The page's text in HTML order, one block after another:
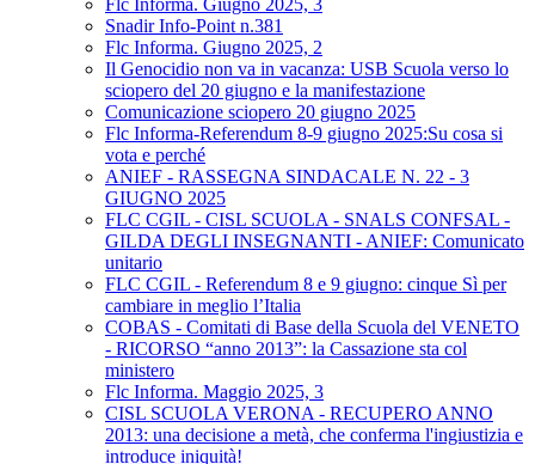
Flc Informa. Giugno 2025, 3
Snadir Info-Point n.381
Flc Informa. Giugno 2025, 2
Il Genocidio non va in vacanza: USB Scuola verso lo
sciopero del 20 giugno e la manifestazione
Comunicazione sciopero 20 giugno 2025
Flc Informa-Referendum 8-9 giugno 2025:Su cosa si
vota e perché
ANIEF - RASSEGNA SINDACALE N. 22 - 3
GIUGNO 2025
FLC CGIL - CISL SCUOLA - SNALS CONFSAL -
GILDA DEGLI INSEGNANTI - ANIEF: Comunicato
unitario
FLC CGIL - Referendum 8 e 9 giugno: cinque Sì per
cambiare in meglio l’Italia
COBAS - Comitati di Base della Scuola del VENETO
- RICORSO “anno 2013”: la Cassazione sta col
ministero
Flc Informa. Maggio 2025, 3
CISL SCUOLA VERONA - RECUPERO ANNO
2013: una decisione a metà, che conferma l'ingiustizia e
introduce iniquità!